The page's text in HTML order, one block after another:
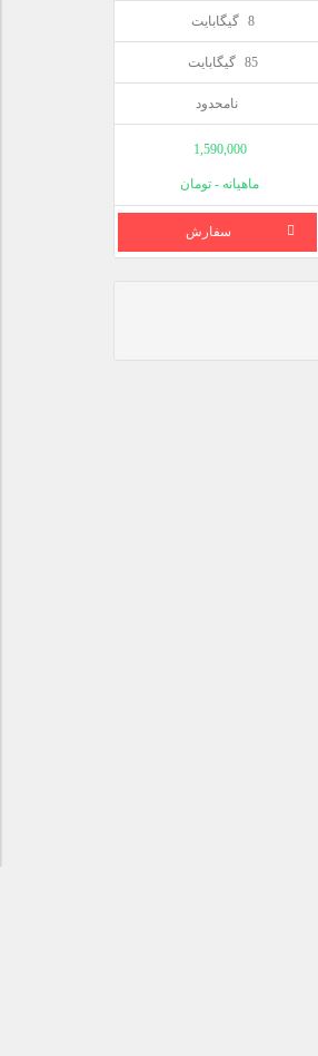
8 گیگابایت
85 گیگابایت
نامحدود
1,590,000
ماهیانه - تومان
سفارش